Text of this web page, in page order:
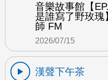
音樂故事館【
是誰寫了野玫
師 FM
2026/07/15
漢聲下午茶